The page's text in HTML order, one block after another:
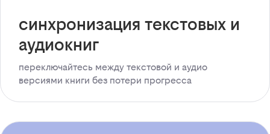
синхронизация текстовых и
аудиокниг
переключайтесь между текстовой и аудио
версиями книги без потери прогресса